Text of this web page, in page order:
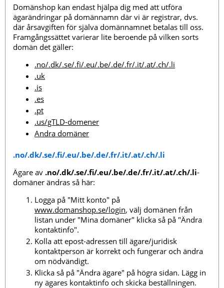
Domänshop kan endast hjälpa dig med att utföra
ägarändringar på domännamn där vi är registrar, dvs.
där årsavgiften för själva domännamnet betalas till oss.
Framgångssättet varierar lite beroende på vilken sorts
domän det gäller:
.no/.dk/.se/.fi/.eu/.be/.de/.fr/.it/.at/.ch/.li
.uk
.is
.es
.pt
.us/gTLD-domener
Andra domäner
.no/.dk/.se/.fi/.eu/.be/.de/.fr/.it/.at/.ch/.li
Ägare av .no/.dk/.se/.fi/.eu/.be/.de/.fr/.it/.at/.ch/.li-
domäner ändras så här:
Logga på "Mitt konto" på
www.domanshop.se/login, välj domänen från
listan under "Mina domäner" klicka så på "Ändra
kontaktinfo".
Kolla att epost-adressen till ägare/juridisk
kontaktperson är korrekt och fungerar och ändra
om nödvändigt.
Klicka så på "Ändra ägare" på högra sidan. Lägg in
ny ägares kontaktinfo och skicka beställningen.